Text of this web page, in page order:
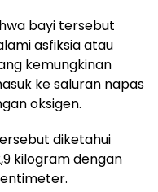
bayi tersebut
asfiksia atau
kemungkinan
ke saluran napas
oksigen.
diketahui
kilogram dengan